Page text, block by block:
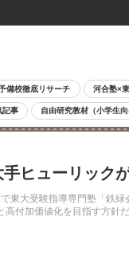
備校徹底リサーチ 河合塾×
記事 自由研究教材（小学生向
ヒューリック
大受験指導専門塾「鉄
付加価値化を目指す方針だ